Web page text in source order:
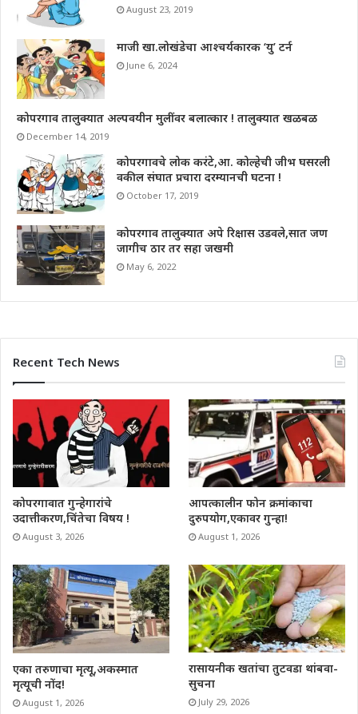
August 23, 2019
माजी खा.लोखंडेचा आश्चर्यकारक ‘यु’ टर्न
June 6, 2024
कोपरगाव तालुक्यात अल्पवयीन मुलींवर बलात्कार ! तालुक्यात खळबळ
December 14, 2019
कोपरगावचे लोक करंटे,आ. कोल्हेची जीभ घसरली
वकील संघात प्रचारा दरम्यानची घटना !
October 17, 2019
कोपरगाव तालुक्यात अपे रिक्षास उडवले,सात जण
जागीच ठार तर सहा जखमी
May 6, 2022
Recent Tech News
कोपरगावात गुन्हेगारांचे
उदात्तीकरण,चिंतेचा विषय !
August 3, 2026
आपत्कालीन फोन क्रमांकाचा
दुरुपयोग,एकावर गुन्हा!
August 1, 2026
एका तरुणाचा मृत्यू,अकस्मात
मृत्यूची नोंद!
August 1, 2026
रासायनीक खतांचा तुटवडा थांबवा-
सुचना
July 29, 2026